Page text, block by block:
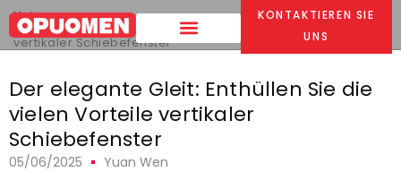
KONTAKTIEREN SIE
UNS
Heim >
Der elegante Gleit: Enthüllen Sie die vielen Vorteile
vertikaler Schiebefenster
Der elegante Gleit: Enthüllen Sie die
vielen Vorteile vertikaler
Schiebefenster
05/06/2025 Yuan Wen